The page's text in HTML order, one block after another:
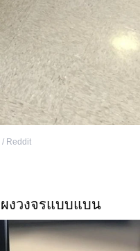
/ Reddit
งวงจรแบบแบน